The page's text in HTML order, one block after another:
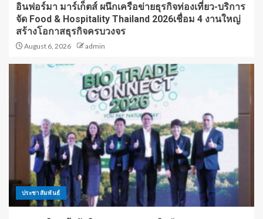
อินฟอร์มา มาร์เก็ตส์ ผนึกเครือข่ายธุรกิจท่องเที่ยว-บริการ
จัด Food & Hospitality Thailand 2026เชื่อม 4 งานใหญ่
สร้างโอกาสธุรกิจครบวงจร
August 6, 2026 admin
ประชาสัมพันธ์